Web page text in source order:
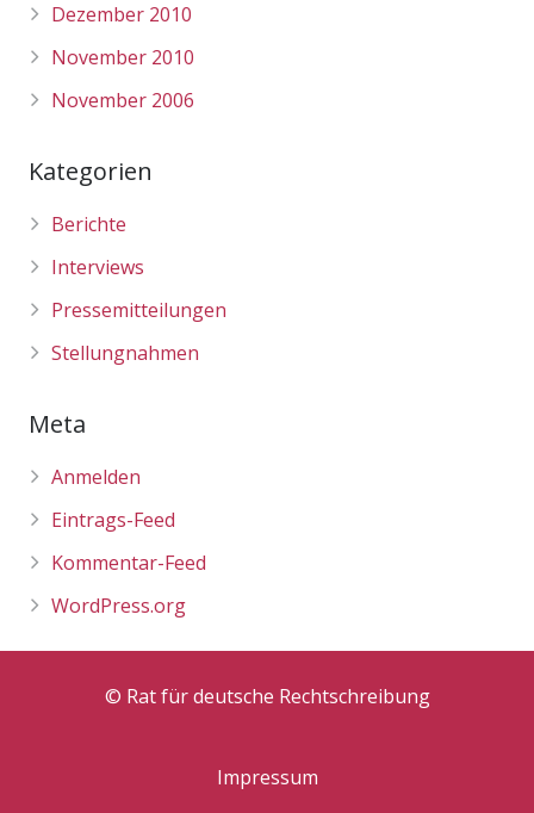
Dezember 2010
November 2010
November 2006
Kategorien
Berichte
Interviews
Pressemitteilungen
Stellungnahmen
Meta
Anmelden
Eintrags-Feed
Kommentar-Feed
WordPress.org
© Rat für deutsche Rechtschreibung
Impressum